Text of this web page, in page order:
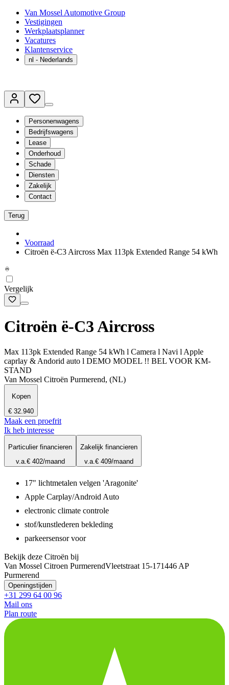
Van Mossel Automotive Group
Vestigingen
Werkplaatsplanner
Vacatures
Klantenservice
nl - Nederlands
Personenwagens
Bedrijfswagens
Lease
Onderhoud
Schade
Diensten
Zakelijk
Contact
Terug
Voorraad
Citroën ë-C3 Aircross Max 113pk Extended Range 54 kWh
Vergelijk
Citroën ë-C3 Aircross
Max 113pk Extended Range 54 kWh l Camera l Navi l Apple
caprlay & Andorid auto l DEMO MODEL !! BEL VOOR KM-
STAND
Van Mossel Citroën Purmerend, (NL)
Kopen
€ 32.940
Maak een proefrit
Ik heb interesse
Particulier financieren
v.a.€ 402/maand
Zakelijk financieren
v.a.€ 409/maand
17" lichtmetalen velgen 'Aragonite'
Apple Carplay/Android Auto
electronic climate controle
stof/kunstlederen bekleding
parkeersensor voor
Bekijk deze Citroën bij
Van Mossel Citroen PurmerendVleetstraat 15-171446 AP
Purmerend
Openingstijden
+31 299 64 00 96
Mail ons
Plan route